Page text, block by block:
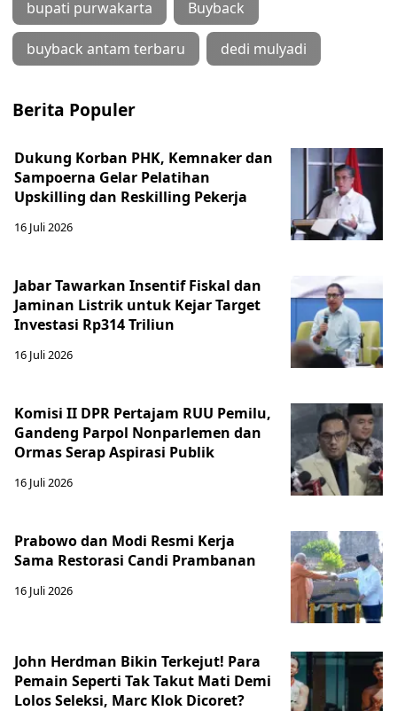
bupati purwakarta Buyback
buyback antam terbaru dedi mulyadi
Berita Populer
Dukung Korban PHK, Kemnaker dan
Sampoerna Gelar Pelatihan
Upskilling dan Reskilling Pekerja
16 Juli 2026
Jabar Tawarkan Insentif Fiskal dan
Jaminan Listrik untuk Kejar Target
Investasi Rp314 Triliun
16 Juli 2026
Komisi II DPR Pertajam RUU Pemilu,
Gandeng Parpol Nonparlemen dan
Ormas Serap Aspirasi Publik
16 Juli 2026
Prabowo dan Modi Resmi Kerja
Sama Restorasi Candi Prambanan
16 Juli 2026
John Herdman Bikin Terkejut! Para
Pemain Seperti Tak Takut Mati Demi
Lolos Seleksi, Marc Klok Dicoret?